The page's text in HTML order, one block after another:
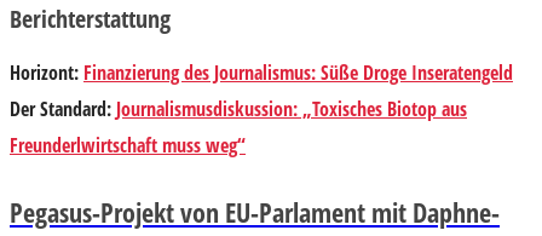
Berichterstattung
Horizont: Finanzierung des Journalismus: Süße Droge Inseratengeld
Der Standard: Journalismusdiskussion: „Toxisches Biotop aus
Freunderlwirtschaft muss weg“
Pegasus-Projekt von EU-Parlament mit Daphne-